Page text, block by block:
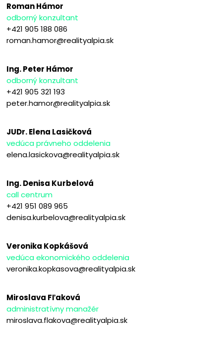
Roman Hámor
odborný konzultant
+421 905 188 086
roman.hamor@realityalpia.sk
Ing. Peter Hámor
odborný konzultant
+421 905 321 193
peter.hamor@realityalpia.sk
JUDr. Elena Lasičková
vedúca právneho oddelenia
elena.lasickova@realityalpia.sk
Ing. Denisa Kurbelová
call centrum
+421 951 089 965
denisa.kurbelova@realityalpia.sk
Veronika Kopkášová
vedúca ekonomického oddelenia
veronika.kopkasova@realityalpia.sk
Miroslava Fľaková
administratívny manažér
miroslava.flakova@realityalpia.sk